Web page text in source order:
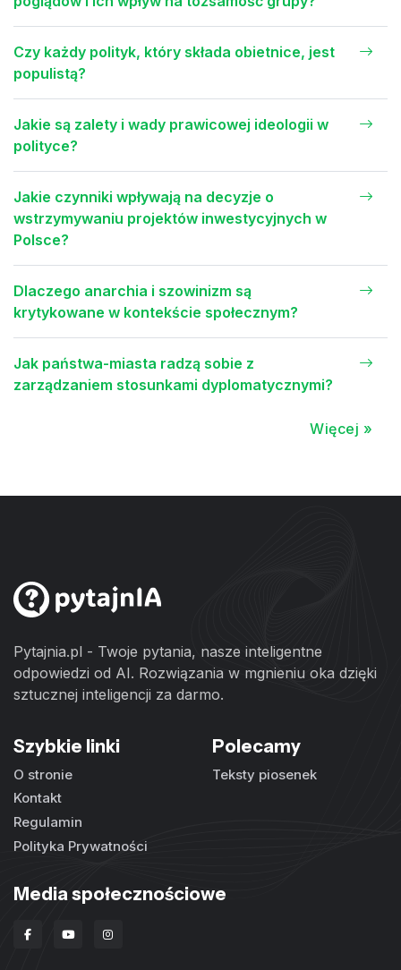
Czy każdy polityk, który składa obietnice, jest
populistą?
Jakie są zalety i wady prawicowej ideologii w
polityce?
Jakie czynniki wpływają na decyzje o
wstrzymywaniu projektów inwestycyjnych w
Polsce?
Dlaczego anarchia i szowinizm są
krytykowane w kontekście społecznym?
Jak państwa-miasta radzą sobie z
zarządzaniem stosunkami dyplomatycznymi?
Więcej »
Pytajnia.pl - Twoje pytania, nasze inteligentne
odpowiedzi od AI. Rozwiązania w mgnieniu oka dzięki
sztucznej inteligencji za darmo.
Szybkie linki
O stronie
Kontakt
Regulamin
Polityka Prywatności
Polecamy
Teksty piosenek
Media społecznościowe